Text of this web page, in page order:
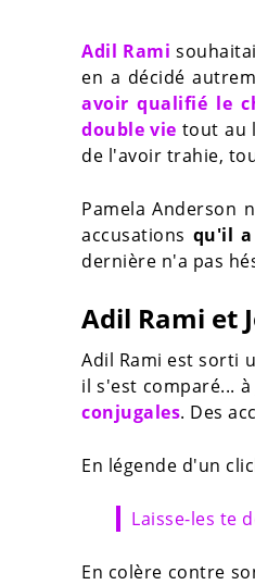
Adil Rami
en a décidé
avoir qualifié le
double vie tout au
de l'avoir trahie,
Pamela Anderson
accusations qu'il a
dernière n'a pas
Adil Rami et
Adil Rami est sorti
il s'est comparé...
conjugales. Des
En légende d'un
Laisse-les te
En colère contre